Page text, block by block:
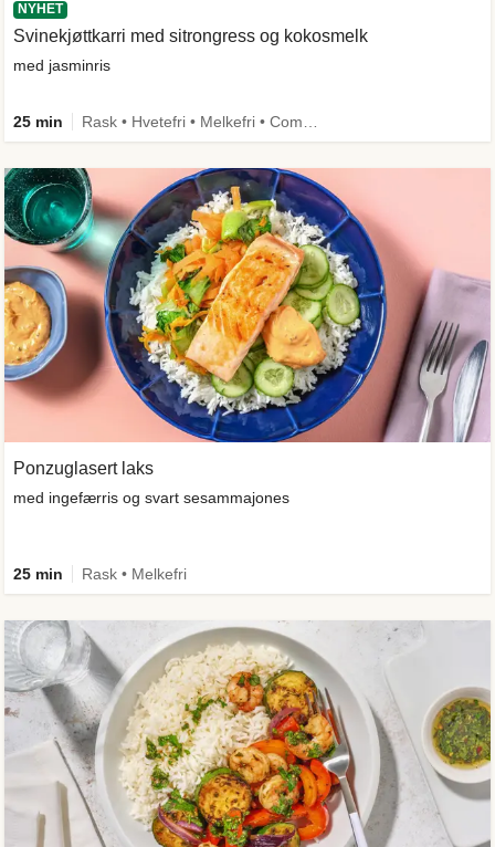
NYHET
Svinekjøttkarri med sitrongress og kokosmelk
med jasminris
25 min
Ponzuglasert laks
med ingefærris og svart sesammajones
25 min Rask • Melkefri